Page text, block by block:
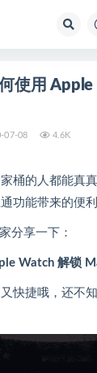
使用
07-08 4.6K
桶的人都能真
功能带来的便利
分享一下：
Watch 解锁
快捷哦，还不